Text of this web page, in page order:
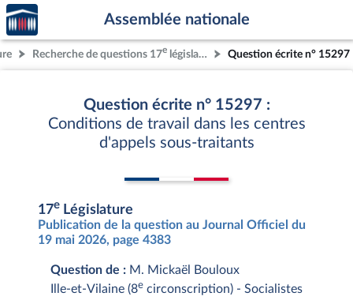
Aller au contenu
Aller en bas de la page
Accèder
à la
page
d'accueil
Assemblée nationale
Recherche de questions 17e législature Question écrite n° 15297
Question écrite n° 15297 :
Conditions de travail dans les centres
d'appels sous-traitants
17e Législature
Publication de la question au Journal Officiel du
19 mai 2026, page 4383
Question de : M. Mickaël Bouloux
Ille-et-Vilaine (8e circonscription) - Socialistes